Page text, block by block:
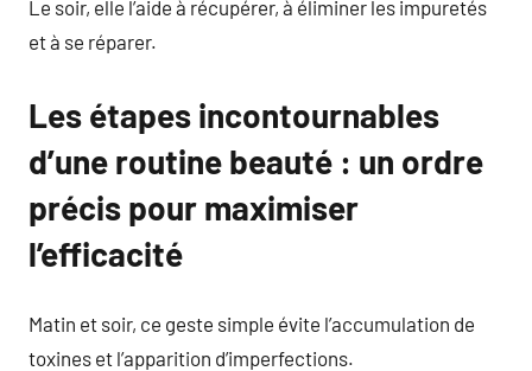
Le soir, elle l’aide à récupérer, à éliminer les impuretés
et à se réparer.
Les étapes incontournables
d’une routine beauté : un ordre
précis pour maximiser
l’efficacité
Matin et soir, ce geste simple évite l’accumulation de
toxines et l’apparition d’imperfections.